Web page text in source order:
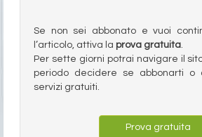
Se non sei abbonato e vuoi
l’articolo, attiva la prova gratuita.
Per sette giorni potrai navigare il
periodo decidere se abbonarti o
servizi gratuiti.
Prova gratuita